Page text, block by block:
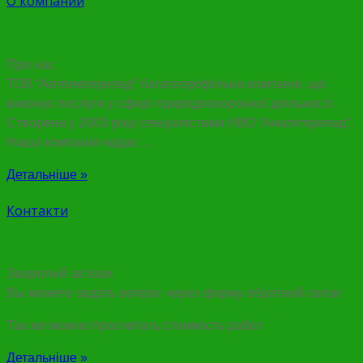
Про нас
ТОВ “Автоекоприлад” багатопрофільна компанія, що
виконує послуги у сфері природоохоронної діяльності.
Створена у 2003 році спеціалістами НВО “Аналітприлад”.
Наша компанія надає …
Детальніше »
Контакти
Зворотній зв’язок
Вы можете задать вопрос через форму обратной связи
Так же можно просчитать стоимость работ
Детальніше »